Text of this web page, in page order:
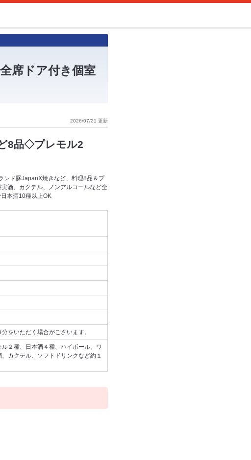
席ドア付き個室
2026/07/21 更新
8品◇プレモル2
ンド豚JapanX焼きなど、料理8品＆プ
酒、カクテル、ノンアルコールなど全
本酒10種以上OK
をいただく場合がございます。
２種、日本酒４種、ハイボール、ワ
カクテル、ソフトドリンクなど約１